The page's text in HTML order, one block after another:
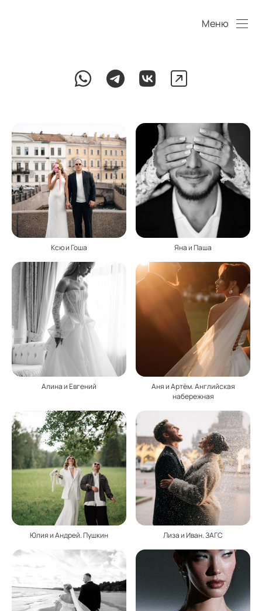
Меню
Ксю и Гоша Яна и Паша
Алина и Евгений
Аня и Артём. Английская
набережная
Юлия и Андрей. Пушкин Лиза и Иван. ЗАГС